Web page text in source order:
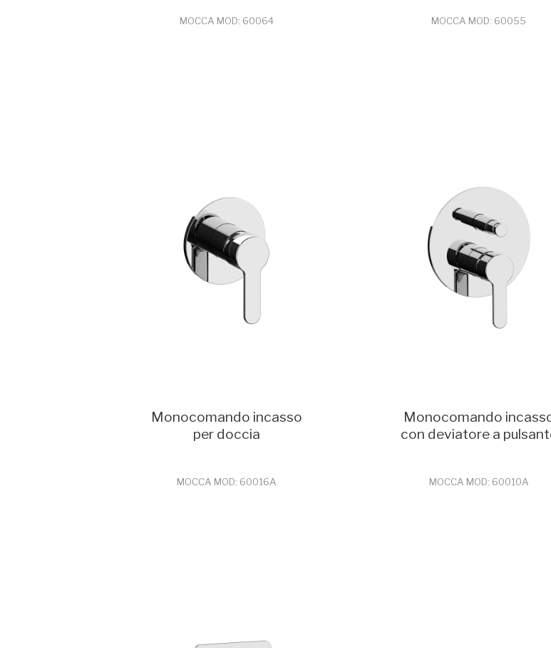
MOCCA MOD: 60064 MOCCA MOD: 60055
Monocomando incasso
per doccia
MOCCA MOD: 60016A
Monocomando
con deviatore a
MOCCA MOD: 60010A